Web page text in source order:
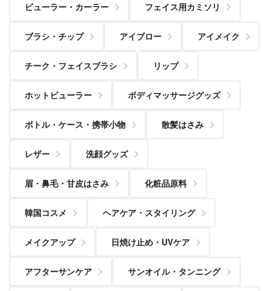
ビューラー・カーラー フェイス用カミソリ
ブラシ・チップ アイブロー アイメイク
チーク・フェイスブラシ リップ
ホットビューラー ボディマッサージグッズ
ボトル・ケース・携帯小物 散髪はさみ
レザー 洗顔グッズ
眉・鼻毛・甘皮はさみ 化粧品原料
韓国コスメ ヘアケア・スタイリング
メイクアップ 日焼け止め・UVケア
アフターサンケア サンオイル・タンニング